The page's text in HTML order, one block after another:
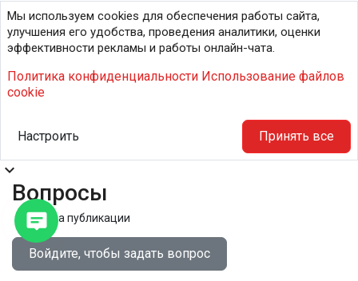
Мы используем cookies для обеспечения работы сайта,
улучшения его удобства, проведения аналитики, оценки
эффективности рекламы и работы онлайн-чата.
Политика конфиденциальности Использование файлов
cookie
Настроить Принять все
expand_more
Вопросы
Правила публикации
Войдите, чтобы задать вопрос